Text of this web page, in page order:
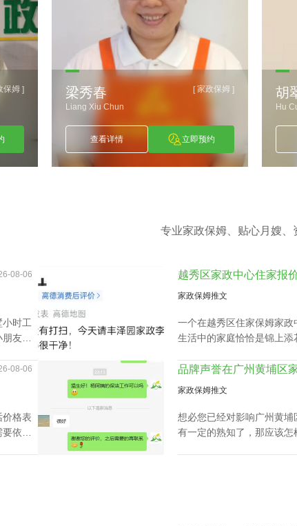
保姆 ] [ 家政保姆 ]
梁秀春
Liang Xiu Chun
查看详情 立即预约
胡
Hu
专业家政保姆、贴心月嫂
08-06
时工
友伺
家政保姆推文
一个在越秀区住家保姆家
生活中的家庭恰恰是锦上添
长接送，让志存高远的人
08-06
格表
依照
家政保姆推文
想必您已经对影响广州黄
有一定的熟知了，那应该怎